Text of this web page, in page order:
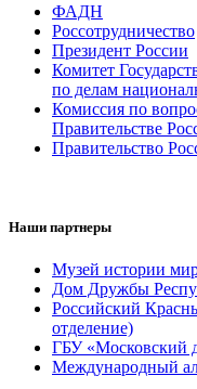
ФАДН
Россотрудничество
Президент России
Комитет
по делам
Комиссия по
Правительстве
Правительство
Наши партнеры
Музей истории
Дом Дружбы
Российский
отделение)
ГБУ «Московский
Международный